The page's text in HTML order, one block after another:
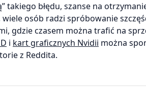
takiego błędu, szanse na
wiele osób radzi spróbowanie
gdzie czasem można trafić na
i kart graficznych Nvidii można
z Reddita.